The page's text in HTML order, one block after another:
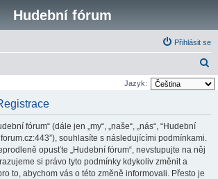
Hudební fórum
Přihlásit se
l
Jazyk:
fórum“ (dále jen „my“, „naše“, „nás“, “Hudební
souhlasíte s následujícími podmínkami.
opusťte „Hudební fórum“, nevstupujte na něj
si právo tyto podmínky kdykoliv změnit a
to, abychom vás o této změně informovali. Přesto je